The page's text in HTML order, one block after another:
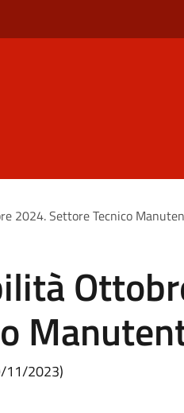
2024. Settore Tecnico
11/2023)